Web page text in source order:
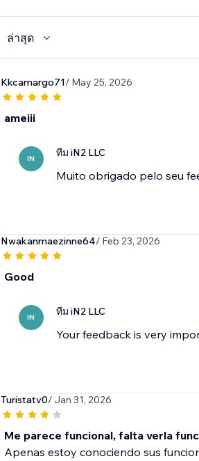
ล่าสุด
Kkcamargo71/ May 25, 2026
ameiii
IN ทีม iN2 LLC
Muito obrigado pelo seu
Nwakanmaezinne64/ Feb 23, 2026
Good
IN ทีม iN2 LLC
Your feedback is very
Turistatv0/ Jan 31, 2026
Me parece funcional, falta verla
Apenas estoy conociendo sus